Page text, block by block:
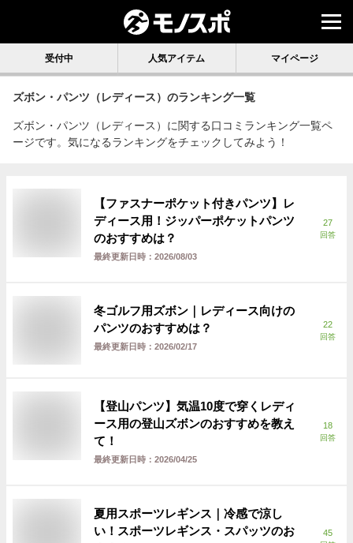
受付中 人気アイテム マイページ
ズボン・パンツ（レディース） のランキング一覧
ズボン・パンツ（レディース）に関する口コミランキング一覧ペ
ージです。気になるランキングをチェックしてみよう！
【ファスナーポケット付きパンツ】レ
ディース用！ジッパーポケットパンツ
のおすすめは？
最終更新日時： 2026/08/03
27
回答
冬ゴルフ用ズボン｜レディース向けの
パンツのおすすめは？
最終更新日時： 2026/02/17
22
回答
【登山パンツ】気温10度で穿くレディ
ース用の登山ズボンのおすすめを教え
て！
最終更新日時： 2026/04/25
18
回答
夏用スポーツレギンス｜冷感で涼し
い！スポーツレギンス・スパッツのお
45